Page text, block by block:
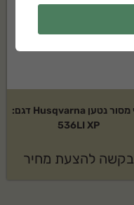
גוף מסור נטען Husqvarna דגם:
536LI XP
בקשה להצעת מחיר